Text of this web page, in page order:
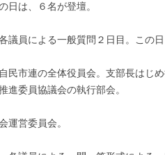
日は、６名が登壇。
員による一般質問２日目。この日
市連の全体役員会。支部長はじめ
進委員協議会の執行部会。
営委員会。